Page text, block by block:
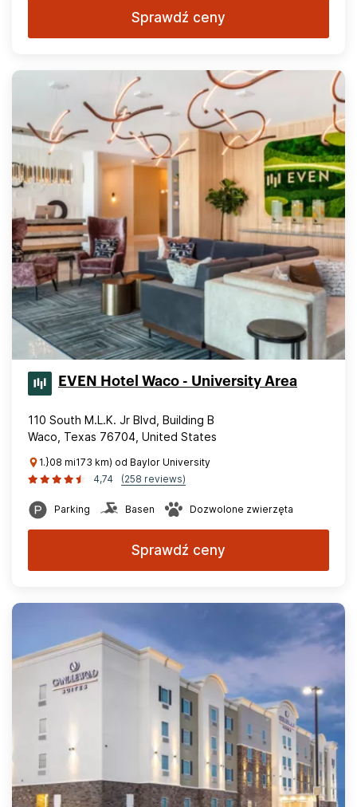
Sprawdź ceny
EVEN Hotel Waco - University Area
110 South M.L.K. Jr Blvd, Building B
Waco, Texas 76704, United States
1.}08 mi173 km) od Baylor University
4,74
(258 reviews)
Parking Basen Dozwolone zwierzęta
Sprawdź ceny